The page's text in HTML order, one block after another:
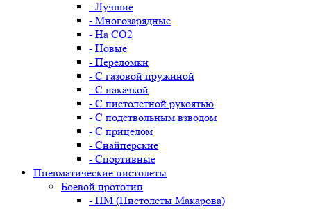
- Лучшие
- Многозарядные
- На CO2
- Новые
- Переломки
- С газовой пружиной
- С накачкой
- С пистолетной рукоятью
- С подствольным взводом
- С прицелом
- Снайперские
- Спортивные
Пневматические пистолеты
Боевой прототип
- ПМ (Пистолеты Макарова)